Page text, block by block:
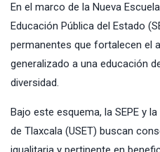
En el marco de la Nueva
Educación Pública del Estado (
permanentes que fortalecen el
generalizado a una educación
diversidad.
Bajo este esquema, la SEPE y
de Tlaxcala (USET) buscan